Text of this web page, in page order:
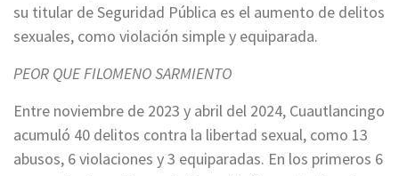
su titular de Seguridad Pública es el aumento de delitos
sexuales, como violación simple y equiparada.
PEOR QUE FILOMENO SARMIENTO
Entre noviembre de 2023 y abril del 2024, Cuautlancingo
acumuló 40 delitos contra la libertad sexual, como 13
abusos, 6 violaciones y 3 equiparadas. En los primeros 6